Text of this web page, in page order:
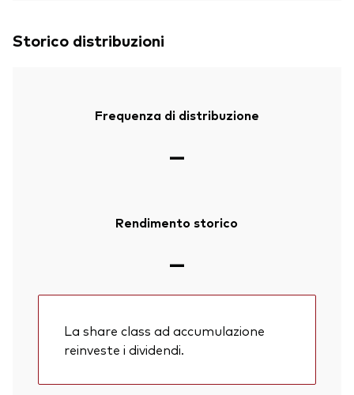
Storico distribuzioni
Frequenza di distribuzione
—
Rendimento storico
—
La share class ad accumulazione
reinveste i dividendi.